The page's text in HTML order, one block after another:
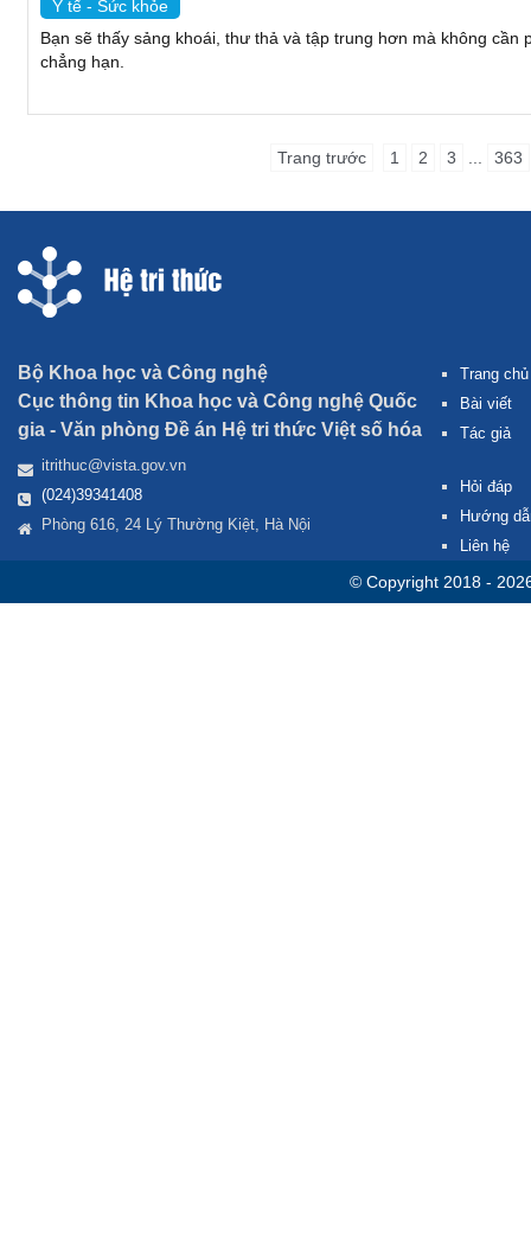
Y tế - Sức khỏe
Bạn sẽ thấy sảng khoái, thư thả và tập trung hơn mà không cần
chẳng hạn.
Trang trước 1 2 3 363
Bộ Khoa học và Công nghệ
Cục thông tin Khoa học và Công nghệ Quốc
gia - Văn phòng Đề án Hệ tri thức Việt số hóa
itrithuc@vista.gov.vn
(024)39341408
Phòng 616, 24 Lý Thường Kiệt, Hà Nội
Trang chủ
Bài viết
Tác giả
Hỏi đáp
Hướng
Liên hệ
© Copyright 2018 -